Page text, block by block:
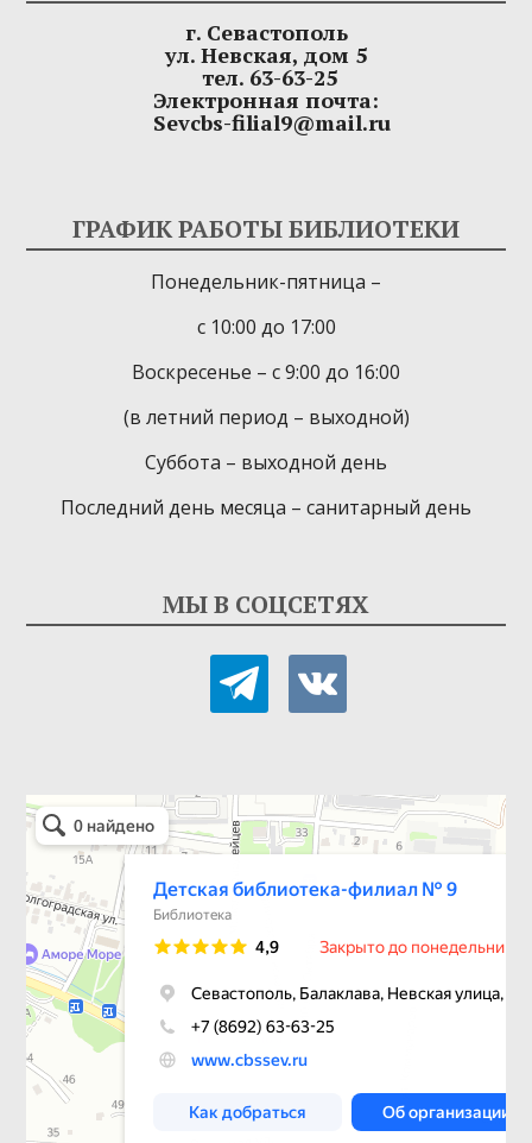
г. Севастополь
ул. Невская, дом 5
тел. 63-63-25
Электронная почта:
Sevcbs-filial9@mail.ru
ГРАФИК РАБОТЫ БИБЛИОТЕКИ
Понедельник-пятница –
с 10:00 до 17:00
Воскресенье – с 9:00 до 16:00
(в летний период – выходной)
Суббота – выходной день
Последний день месяца – санитарный день
МЫ В СОЦСЕТЯХ
telegram vkontakte
Детская библиотека-филиал № 9
Библиотека в Севастополе